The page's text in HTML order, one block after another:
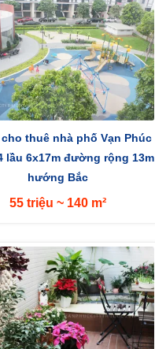
thuê nhà phố Vạn Phúc
lầu 6x17m đường rộng 13m
hướng Bắc
55 triệu ~ 140 m²